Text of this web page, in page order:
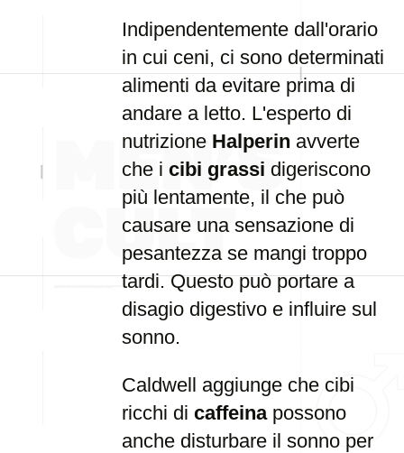
Indipendentemente dall'orario
in cui ceni, ci sono determinati
alimenti da evitare prima di
andare a letto. L'esperto di
nutrizione Halperin avverte
che i cibi grassi digeriscono
più lentamente, il che può
causare una sensazione di
pesantezza se mangi troppo
tardi. Questo può portare a
disagio digestivo e influire sul
sonno.
Caldwell aggiunge che cibi
ricchi di caffeinapossono
anche disturbare il sonno per